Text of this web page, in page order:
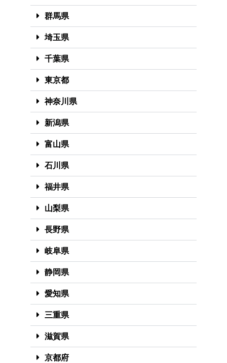
群馬県
埼玉県
千葉県
東京都
神奈川県
新潟県
富山県
石川県
福井県
山梨県
長野県
岐阜県
静岡県
愛知県
三重県
滋賀県
京都府